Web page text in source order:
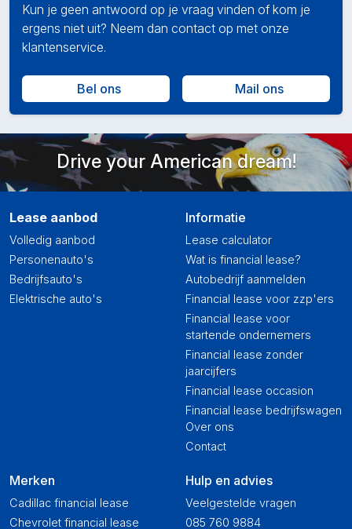
Kun je geen antwoord op je vraag vinden of kom je
ergens niet uit? Neem dan contact op met onze
klantenservice.
Bel ons Mail ons
Drive your American dream!
Lease aanbod
Volledig aanbod
Personenauto's
Bedrijfsauto's
Elektrische auto's
Merken
Cadillac financial lease
Chevrolet financial lease
Informatie
Lease calculator
Wat is financial lease?
Autobedrijf aanmelden
Financial lease voor zzp'ers
Financial lease voor
startende ondernemers
Financial lease zonder
jaarcijfers
Financial lease occasion
Financial lease bedrijfswagen
Over ons
Contact
Hulp en advies
Veelgestelde vragen
085 760 9884